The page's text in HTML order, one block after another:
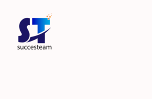
contenu